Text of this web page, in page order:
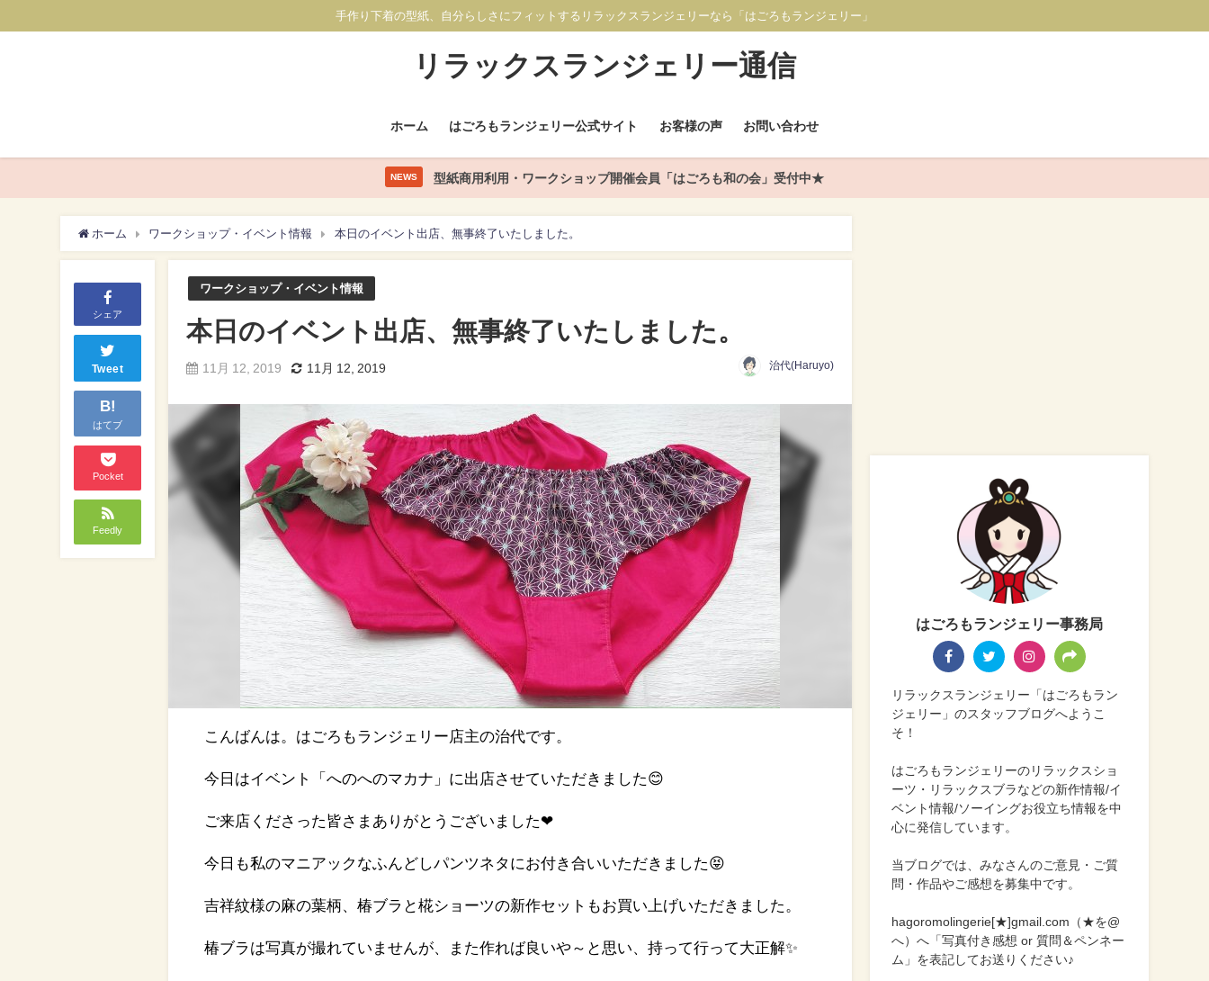
手作り下着の型紙、自分らしさにフィットするリラックスランジェリーなら「はごろもランジェリー」
リラックスランジェリー通信
ホーム はごろもランジェリー公式サイト お客様の声 お問い合わせ
NEWS 型紙商用利用・ワークショップ開催会員「はごろも和の会」受付中★
ホーム ワークショップ・イベント情報 本日のイベント出店、無事終了いたしました。
シェア
Tweet
B!
はてブ
Pocket
Feedly
ワークショップ・イベント情報
本日のイベント出店、無事終了いたしました。
11月 12, 2019 11月 12, 2019 治代(Haruyo)
こんばんは。はごろもランジェリー店主の治代です。
今日はイベント「へのへのマカナ」に出店させていただきました😊
ご来店くださった皆さまありがとうございました❤
今日も私のマニアックなふんどしパンツネタにお付き合いいただきました😝
吉祥紋様の麻の葉柄、椿ブラと椛ショーツの新作セットもお買い上げいただきました。
椿ブラは写真が撮れていませんが、また作れば良いや～と思い、持って行って大正解✨
はごろもランジェリー事務局
リラックスランジェリー「はごろもラン
ジェリー」のスタッフブログへようこ
そ！
はごろもランジェリーのリラックスショ
ーツ・リラックスブラなどの新作情報/イ
ベント情報/ソーイングお役立ち情報を中
心に発信しています。
当ブログでは、みなさんのご意見・ご質
問・作品やご感想を募集中です。
hagoromolingerie[★]gmail.com（★を@
へ）へ「写真付き感想 or 質問＆ペンネー
ム」を表記してお送りください♪